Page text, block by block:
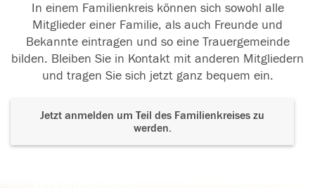
In einem Familienkreis können sich sowohl alle
Mitglieder einer Familie, als auch Freunde und
Bekannte eintragen und so eine Trauergemeinde
bilden. Bleiben Sie in Kontakt mit anderen Mitgliedern
und tragen Sie sich jetzt ganz bequem ein.
Jetzt anmelden um Teil des Familienkreises zu
werden.